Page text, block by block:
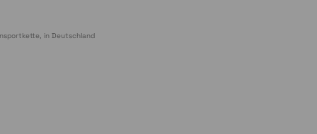
in Deutschland